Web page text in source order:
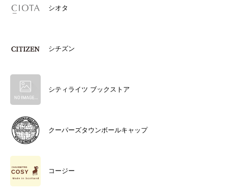
シオタ
シチズン
シティライツ ブックストア
クーパーズタウンボールキャップ
コージー